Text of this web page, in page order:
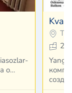
o…
2
Yangi